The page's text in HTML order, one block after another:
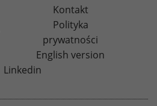
Kontakt
Polityka
prywatności
English version
Linkedin